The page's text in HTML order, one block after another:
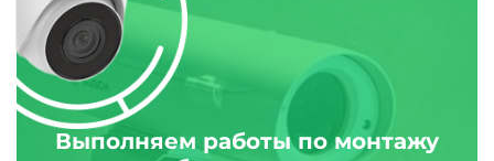
Выполняем работы по монтажу